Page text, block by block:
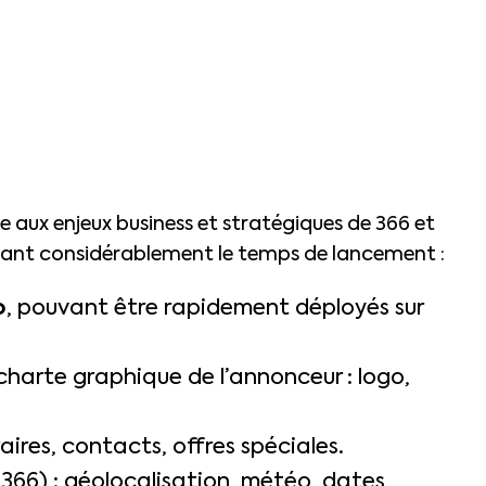
aux enjeux business et stratégiques de 366 et
considérablement le temps de lancement :
, pouvant être rapidement déployés sur
graphique de l’annonceur : logo,
contacts, offres spéciales.